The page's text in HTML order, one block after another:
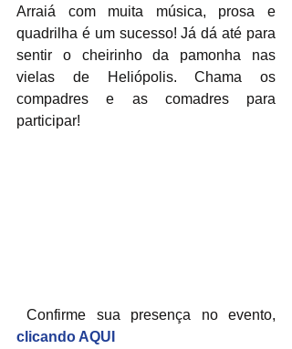
Arraiá com muita música, prosa e
quadrilha é um sucesso! Já dá até para
sentir o cheirinho da pamonha nas
vielas de Heliópolis. Chama os
compadres e as comadres para
participar!
clicando AQUI